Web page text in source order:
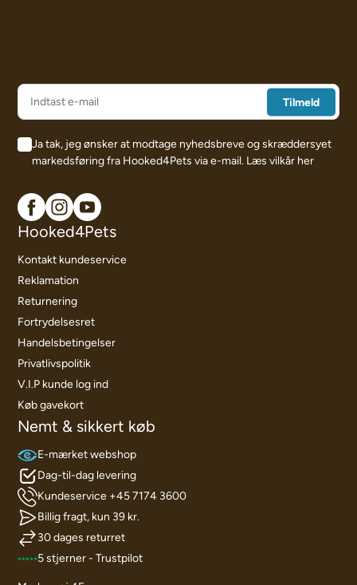
Ja tak, jeg ønsker at modtage nyhedsbreve og skræddersyet
markedsføring fra Hooked4Pets via e-mail. Læs vilkår her
Hooked4Pets
Kontakt kundeservice
Reklamation
Returnering
Fortrydelsesret
Handelsbetingelser
Privatlivspolitik
V.I.P kunde log ind
Køb gavekort
Nemt & sikkert køb
E-mærket webshop
Dag-til-dag levering
Kundeservice +45 7174 3600
Billig fragt, kun 39 kr.
30 dages returret
5 stjerner - Trustpilot